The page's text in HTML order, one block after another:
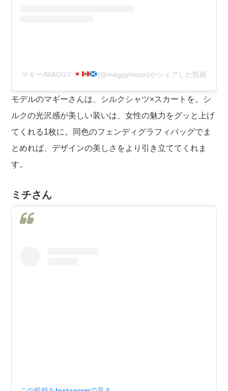
マギー/MAGGY (@maggymoon)がシェアした投稿
モデルのマギーさんは、シルクシャツ×スカートを。シ
ルクの光沢感が美しい装いは、女性の魅力をグッと上げ
てくれる1枚に。同色のフェンディグラフィバッグでま
とめれば、デザインの美しさをより引き立ててくれま
す。
ミチさん